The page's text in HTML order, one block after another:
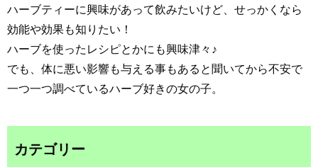
ハーブティーに興味があって飲みたいけど、せっかくなら
効能や効果も知りたい！
ハーブを使ったレシピとかにも興味津々♪
でも、体に悪い影響も与える事もあると聞いてから不安で
一つ一つ調べているハーブ好きの女の子。
カテゴリー